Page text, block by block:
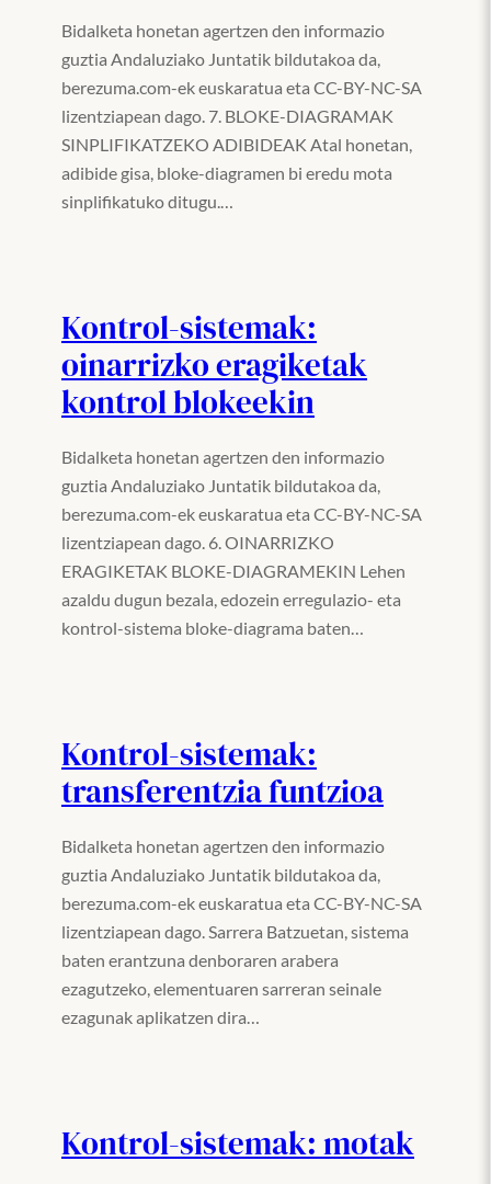
Bidalketa honetan agertzen den informazio
guztia Andaluziako Juntatik bildutakoa da,
berezuma.com-ek euskaratua eta CC-BY-NC-SA
lizentziapean dago. 7. BLOKE-DIAGRAMAK
SINPLIFIKATZEKO ADIBIDEAK Atal honetan,
adibide gisa, bloke-diagramen bi eredu mota
sinplifikatuko ditugu.…
Kontrol-sistemak:
oinarrizko eragiketak
kontrol blokeekin
Bidalketa honetan agertzen den informazio
guztia Andaluziako Juntatik bildutakoa da,
berezuma.com-ek euskaratua eta CC-BY-NC-SA
lizentziapean dago. 6. OINARRIZKO
ERAGIKETAK BLOKE-DIAGRAMEKIN Lehen
azaldu dugun bezala, edozein erregulazio- eta
kontrol-sistema bloke-diagrama baten…
Kontrol-sistemak:
transferentzia funtzioa
Bidalketa honetan agertzen den informazio
guztia Andaluziako Juntatik bildutakoa da,
berezuma.com-ek euskaratua eta CC-BY-NC-SA
lizentziapean dago. Sarrera Batzuetan, sistema
baten erantzuna denboraren arabera
ezagutzeko, elementuaren sarreran seinale
ezagunak aplikatzen dira…
Kontrol-sistemak: motak